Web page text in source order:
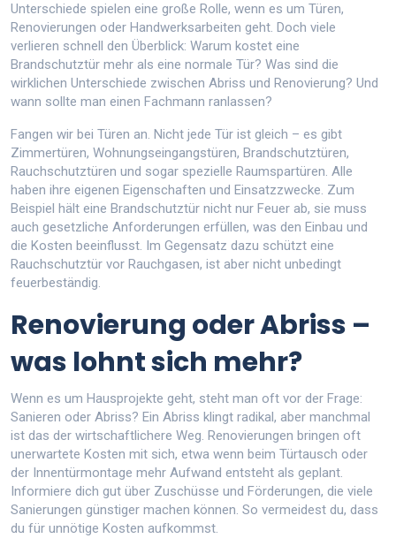
Unterschiede spielen eine große Rolle, wenn es um Türen,
Renovierungen oder Handwerksarbeiten geht. Doch viele
verlieren schnell den Überblick: Warum kostet eine
Brandschutztür mehr als eine normale Tür? Was sind die
wirklichen Unterschiede zwischen Abriss und Renovierung? Und
wann sollte man einen Fachmann ranlassen?
Fangen wir bei Türen an. Nicht jede Tür ist gleich – es gibt
Zimmertüren, Wohnungseingangstüren, Brandschutztüren,
Rauchschutztüren und sogar spezielle Raumspartüren. Alle
haben ihre eigenen Eigenschaften und Einsatzzwecke. Zum
Beispiel hält eine Brandschutztür nicht nur Feuer ab, sie muss
auch gesetzliche Anforderungen erfüllen, was den Einbau und
die Kosten beeinflusst. Im Gegensatz dazu schützt eine
Rauchschutztür vor Rauchgasen, ist aber nicht unbedingt
feuerbeständig.
Renovierung oder Abriss –
was lohnt sich mehr?
Wenn es um Hausprojekte geht, steht man oft vor der Frage:
Sanieren oder Abriss? Ein Abriss klingt radikal, aber manchmal
ist das der wirtschaftlichere Weg. Renovierungen bringen oft
unerwartete Kosten mit sich, etwa wenn beim Türtausch oder
der Innentürmontage mehr Aufwand entsteht als geplant.
Informiere dich gut über Zuschüsse und Förderungen, die viele
Sanierungen günstiger machen können. So vermeidest du, dass
du für unnötige Kosten aufkommst.